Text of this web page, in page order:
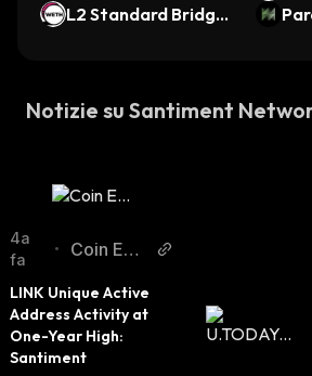
capabilities, it gives users a
L2 Standard Bridge
Notizie su Santiment
4a
fa
•
Coin Editi
LINK Unique Active
Address Activity at
One-Year High:
Santiment